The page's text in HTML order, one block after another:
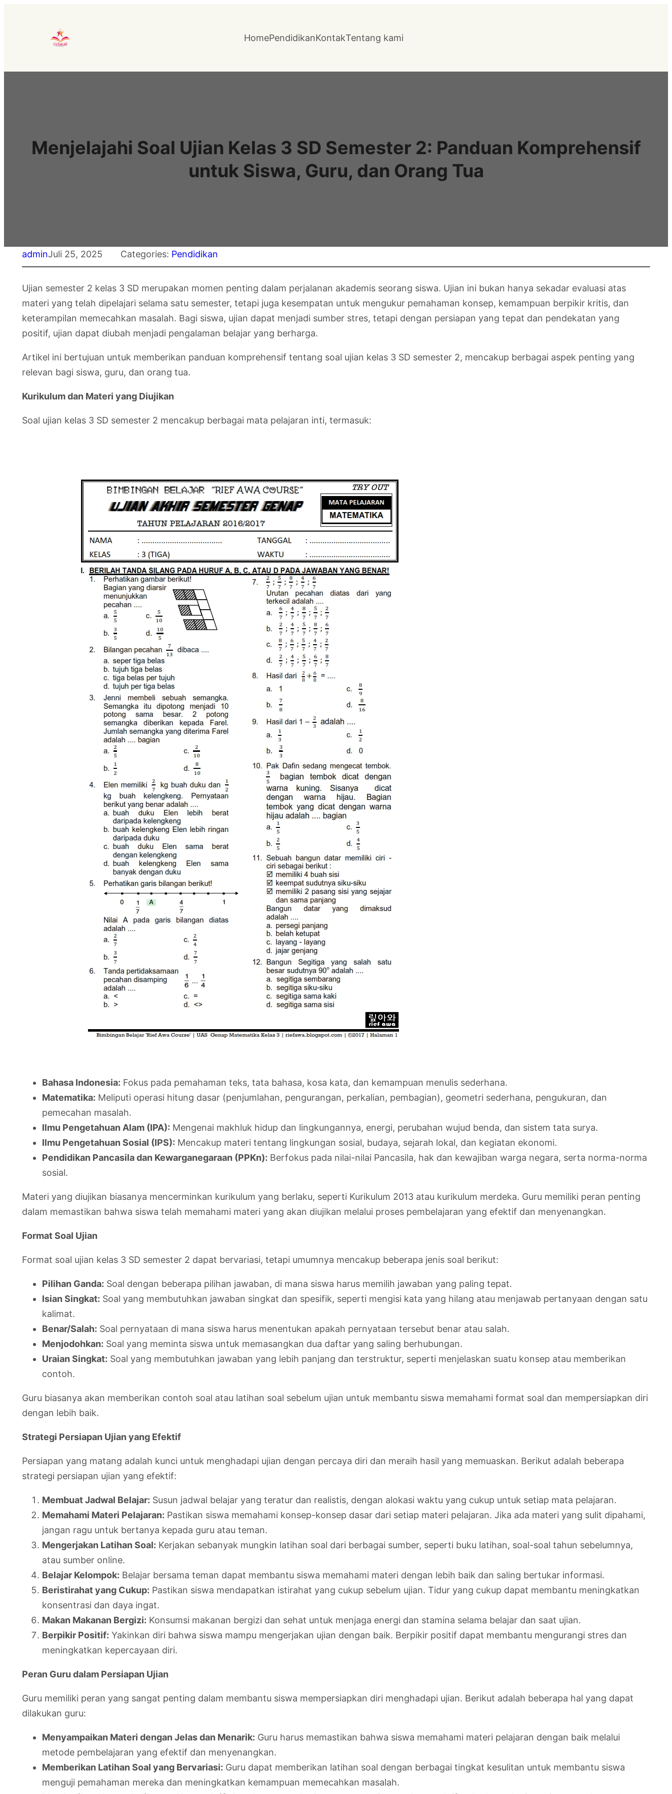
HomePendidikanKontakTentang kami
Menjelajahi Soal Ujian Kelas 3 SD Semester 2: Panduan Komprehensif
untuk Siswa, Guru, dan Orang Tua
adminJuli 25, 2025 Categories: Pendidikan
Ujian semester 2 kelas 3 SD merupakan momen penting dalam perjalanan akademis seorang siswa. Ujian ini bukan hanya sekadar evaluasi atas
materi yang telah dipelajari selama satu semester, tetapi juga kesempatan untuk mengukur pemahaman konsep, kemampuan berpikir kritis, dan
keterampilan memecahkan masalah. Bagi siswa, ujian dapat menjadi sumber stres, tetapi dengan persiapan yang tepat dan pendekatan yang
positif, ujian dapat diubah menjadi pengalaman belajar yang berharga.
Artikel ini bertujuan untuk memberikan panduan komprehensif tentang soal ujian kelas 3 SD semester 2, mencakup berbagai aspek penting yang
relevan bagi siswa, guru, dan orang tua.
Kurikulum dan Materi yang Diujikan
Soal ujian kelas 3 SD semester 2 mencakup berbagai mata pelajaran inti, termasuk:
Bahasa Indonesia: Fokus pada pemahaman teks, tata bahasa, kosa kata, dan kemampuan menulis sederhana.
Matematika: Meliputi operasi hitung dasar (penjumlahan, pengurangan, perkalian, pembagian), geometri sederhana, pengukuran, dan
pemecahan masalah.
Ilmu Pengetahuan Alam (IPA): Mengenai makhluk hidup dan lingkungannya, energi, perubahan wujud benda, dan sistem tata surya.
Ilmu Pengetahuan Sosial (IPS): Mencakup materi tentang lingkungan sosial, budaya, sejarah lokal, dan kegiatan ekonomi.
Pendidikan Pancasila dan Kewarganegaraan (PPKn): Berfokus pada nilai-nilai Pancasila, hak dan kewajiban warga negara, serta norma-norma
sosial.
Materi yang diujikan biasanya mencerminkan kurikulum yang berlaku, seperti Kurikulum 2013 atau kurikulum merdeka. Guru memiliki peran penting
dalam memastikan bahwa siswa telah memahami materi yang akan diujikan melalui proses pembelajaran yang efektif dan menyenangkan.
Format Soal Ujian
Format soal ujian kelas 3 SD semester 2 dapat bervariasi, tetapi umumnya mencakup beberapa jenis soal berikut:
Pilihan Ganda: Soal dengan beberapa pilihan jawaban, di mana siswa harus memilih jawaban yang paling tepat.
Isian Singkat: Soal yang membutuhkan jawaban singkat dan spesifik, seperti mengisi kata yang hilang atau menjawab pertanyaan dengan satu
kalimat.
Benar/Salah: Soal pernyataan di mana siswa harus menentukan apakah pernyataan tersebut benar atau salah.
Menjodohkan: Soal yang meminta siswa untuk memasangkan dua daftar yang saling berhubungan.
Uraian Singkat: Soal yang membutuhkan jawaban yang lebih panjang dan terstruktur, seperti menjelaskan suatu konsep atau memberikan
contoh.
Guru biasanya akan memberikan contoh soal atau latihan soal sebelum ujian untuk membantu siswa memahami format soal dan mempersiapkan diri
dengan lebih baik.
Strategi Persiapan Ujian yang Efektif
Persiapan yang matang adalah kunci untuk menghadapi ujian dengan percaya diri dan meraih hasil yang memuaskan. Berikut adalah beberapa
strategi persiapan ujian yang efektif:
Membuat Jadwal Belajar: Susun jadwal belajar yang teratur dan realistis, dengan alokasi waktu yang cukup untuk setiap mata pelajaran.
Memahami Materi Pelajaran: Pastikan siswa memahami konsep-konsep dasar dari setiap materi pelajaran. Jika ada materi yang sulit dipahami,
jangan ragu untuk bertanya kepada guru atau teman.
Mengerjakan Latihan Soal: Kerjakan sebanyak mungkin latihan soal dari berbagai sumber, seperti buku latihan, soal-soal tahun sebelumnya,
atau sumber online.
Belajar Kelompok: Belajar bersama teman dapat membantu siswa memahami materi dengan lebih baik dan saling bertukar informasi.
Beristirahat yang Cukup: Pastikan siswa mendapatkan istirahat yang cukup sebelum ujian. Tidur yang cukup dapat membantu meningkatkan
konsentrasi dan daya ingat.
Makan Makanan Bergizi: Konsumsi makanan bergizi dan sehat untuk menjaga energi dan stamina selama belajar dan saat ujian.
Berpikir Positif: Yakinkan diri bahwa siswa mampu mengerjakan ujian dengan baik. Berpikir positif dapat membantu mengurangi stres dan
meningkatkan kepercayaan diri.
Peran Guru dalam Persiapan Ujian
Guru memiliki peran yang sangat penting dalam membantu siswa mempersiapkan diri menghadapi ujian. Berikut adalah beberapa hal yang dapat
dilakukan guru:
Menyampaikan Materi dengan Jelas dan Menarik: Guru harus memastikan bahwa siswa memahami materi pelajaran dengan baik melalui
metode pembelajaran yang efektif dan menyenangkan.
Memberikan Latihan Soal yang Bervariasi: Guru dapat memberikan latihan soal dengan berbagai tingkat kesulitan untuk membantu siswa
menguji pemahaman mereka dan meningkatkan kemampuan memecahkan masalah.